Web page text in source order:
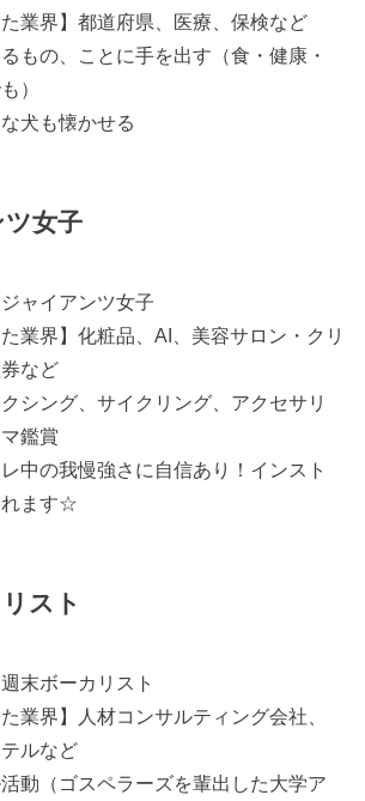
た業界】都道府県、医療、保検など
もの、ことに手を出す（食・健康・
）
犬も懐かせる
女子
ャイアンツ女子
た業界】化粧品、AI、美容サロン・クリ
など
クシング、サイクリング、アクセサリ
鑑賞
レ中の我慢強さに自信あり！インスト
れます☆
スト
末ボーカリスト
業界】人材コンサルティング会社、
ルなど
活動（ゴスペラーズを輩出した大学ア